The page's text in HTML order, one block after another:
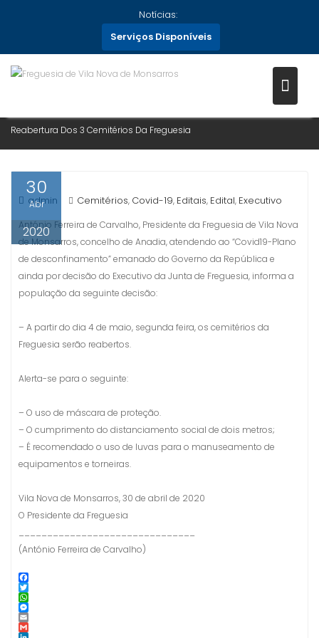
Notícias:
Serviços Disponíveis
REABERTURA DOS 3
DA FREGUESIA
Reabertura Dos 3 Cemitérios Da Freguesia
30
Abr
2020
admin Cemitérios, Covid-19, Editais, Edital, Executivo
António Ferreira de Carvalho, Presidente da Freguesia de Vila Nova
de Monsarros, concelho de Anadia, atendendo ao “Covid19-Plano
de desconfinamento” emanado do Governo da República e
ainda por decisão do Executivo da Junta de Freguesia, informa a
população da seguinte decisão:
– A partir do dia 4 de maio, segunda feira, os cemitérios da
Freguesia serão reabertos.
Alerta-se para o seguinte:
– O uso de máscara de proteção.
– O cumprimento do distanciamento social de dois metros;
– É recomendado o uso de luvas para o manuseamento de
equipamentos e torneiras.
Vila Nova de Monsarros, 30 de abril de 2020
O Presidente da Freguesia
(António Ferreira de Carvalho)
F
a
c
e
b
T
w
i
t
W
h
a
M
e
E